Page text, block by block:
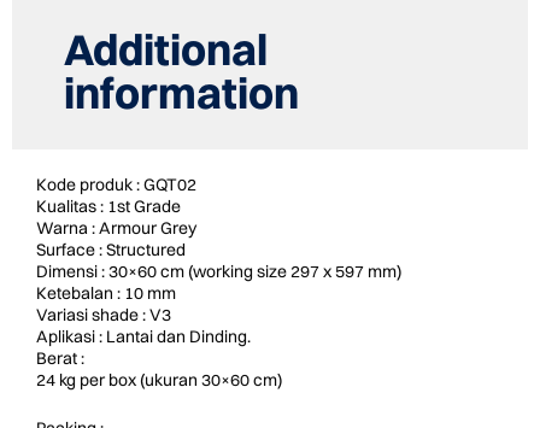
Additional
information
Kode produk : GQT02
Kualitas : 1st Grade
Warna : Armour Grey
Surface : Structured
Dimensi : 30×60 cm (working size 297 x 597 mm)
Ketebalan : 10 mm
Variasi shade : V3
Aplikasi : Lantai dan Dinding.
Berat :
24 kg per box (ukuran 30×60 cm)